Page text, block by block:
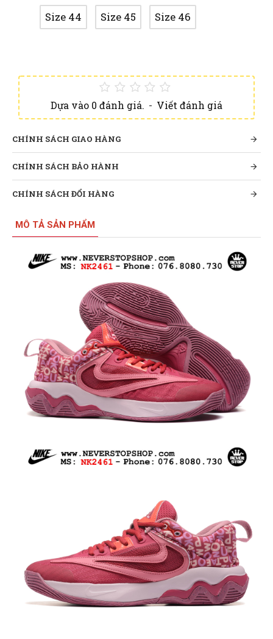
Dựa vào 0 đánh giá. - Viết đánh giá
Size 44 Size 45 Size 46
CHÍNH SÁCH GIAO HÀNG
CHÍNH SÁCH BẢO HÀNH
CHÍNH SÁCH ĐỔI HÀNG
MÔ TẢ SẢN PHẨM